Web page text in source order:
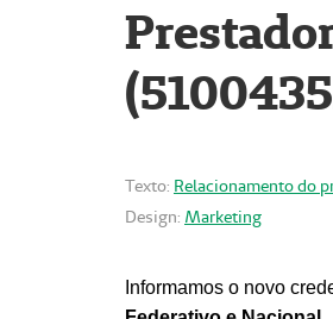
Texto: Relacionamento do
Design: Marketing
Informamos o novo